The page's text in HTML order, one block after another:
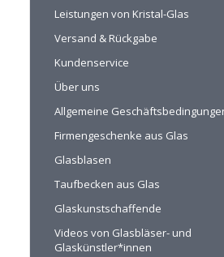
Leistungen von Kristal-Glas
Versand & Rückgabe
Kundenservice
Über uns
Allgemeine
Firmengeschenke aus Glas
Glasblasen
Taufbecken aus Glas
Glaskunstschaffende
Videos von Glasbläser- und
Glaskünstler*innen